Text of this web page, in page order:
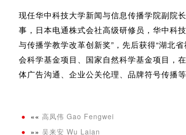
现任华中科技大学新闻与信息传播学院副院
事，日本电通株式会社高级研修员，华中科
与传播学教学改革创新奖”，先后获得“湖北
会科学基金项目、国家自然科学基金项目，
体广告沟通、企业公关伦理、品牌符号传播等
«« 高凤伟 Gao Fengwei
»» 吴来安 Wu Laian